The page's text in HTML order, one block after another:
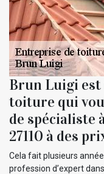
Brun Luigi
toiture qui
de spécialiste
27110 à des
Cela fait plusieurs
profession d’expert